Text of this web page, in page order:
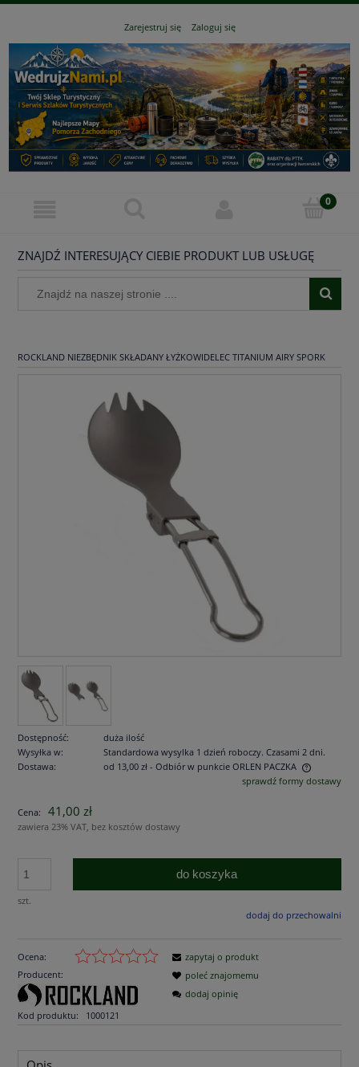
Zarejestruj się Zaloguj się
ZNAJDŹ INTERESUJĄCY CIEBIE PRODUKT LUB USŁUGĘ
ROCKLAND NIEZBĘDNIK SKŁADANY ŁYŻKOWIDELEC TITANIUM AIRY SPORK
Dostępność:
duża ilość
Wysyłka w:
Standardowa wysylka 1 dzień roboczy. Czasami 2 dni.
Dostawa:
od 13,00 zł - Odbiór w punkcie ORLEN PACZKA
Cena nie zawiera ewentualnych kosztów płatnościsprawdź formy dostawy
Cena: 41,00 zł
zawiera 23% VAT, bez kosztów dostawy
szt.
do koszyka
dodaj do przechowalni
Ocena:
Producent:
Kod produktu: 1000121
zapytaj o produkt
poleć znajomemu
dodaj opinię